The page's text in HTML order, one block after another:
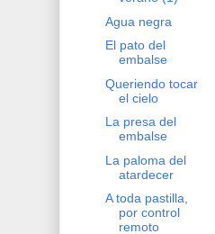
Agua negra
El pato del
embalse
Queriendo tocar
el cielo
La presa del
embalse
La paloma del
atardecer
A toda pastilla,
por control
remoto